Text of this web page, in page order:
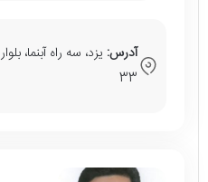
آدرس: یزد، سه راه آبنما،
33